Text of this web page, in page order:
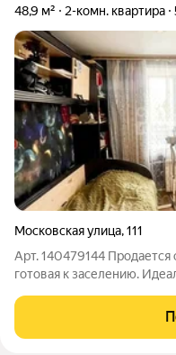
48,9 м² 2-комн. квартира
Московская улица,111
Арт. 140479144 Продается
готовая к заселению.
выполнен качественный ремонт установлены
двери, окна ПВХ (включая